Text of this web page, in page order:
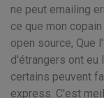
ne peut emailing
ce que mon
open source, Que
d'étrangers ont eu
certains peuvent
express. C'est